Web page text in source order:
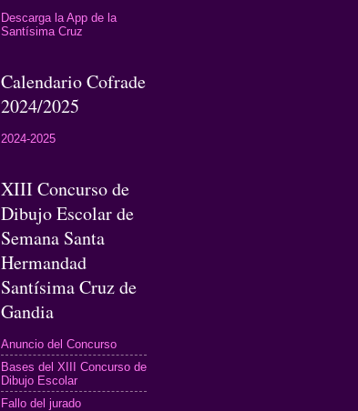
Descarga la App de la
Santísima Cruz
Calendario Cofrade
2024/2025
2024-2025
XIII Concurso de
Dibujo Escolar de
Semana Santa
Hermandad
Santísima Cruz de
Gandia
Anuncio del Concurso
Bases del XIII Concurso de
Dibujo Escolar
Fallo del jurado